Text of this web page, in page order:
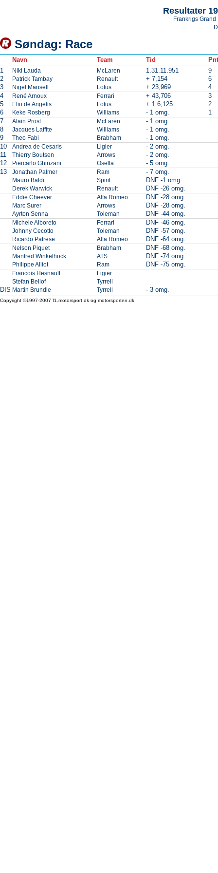
Resultater
Frankrigs Grand
Søndag: Race
Navn Team Tid
1
Niki Lauda McLaren 1.31.11.951
9
2
Patrick Tambay Renault + 7,154
6
3
Nigel Mansell Lotus + 23,969
4
4
René Arnoux Ferrari + 43,706
3
5
Elio de Angelis Lotus + 1:6,125
2
6
Keke Rosberg Williams - 1 omg.
1
7
Alain Prost McLaren
- 1 omg.
8
Jacques Laffite Williams
- 1 omg.
9
Theo Fabi Brabham
- 1 omg.
10
Andrea de Cesaris Ligier
- 2 omg.
11
Thierry Boutsen Arrows
- 2 omg.
12
Piercarlo Ghinzani Osella
- 5 omg.
13
Jonathan Palmer Ram - 7 omg.
Mauro Baldi Spirit DNF -1 omg.
Derek Warwick Renault DNF -26 omg.
Eddie Cheever Alfa Romeo DNF -28 omg.
Marc Surer Arrows DNF -28 omg.
Ayrton Senna Toleman DNF -44 omg.
Michele Alboreto Ferrari DNF -46 omg.
Johnny Cecotto Toleman DNF -57 omg.
Ricardo Patrese Alfa Romeo DNF -64 omg.
Nelson Piquet Brabham DNF -68 omg.
Manfred Winkelhock ATS DNF -74 omg.
Philippe Alliot Ram DNF -75 omg.
Francois Hesnault
Ligier
Stefan Bellof
Tyrrell
DIS Martin Brundle Tyrrell - 3 omg.
Copyright ©1997-2007 f1.motorsport.dk og motorsporten.dk